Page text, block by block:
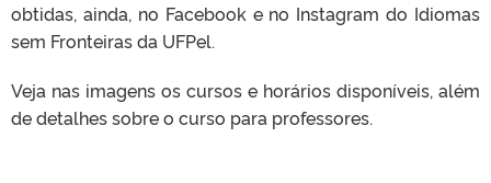
obtidas, ainda, no Facebook e no Instagram do Idiomas
sem Fronteiras da UFPel.
Veja nas imagens os cursos e horários disponíveis, além
de detalhes sobre o curso para professores.